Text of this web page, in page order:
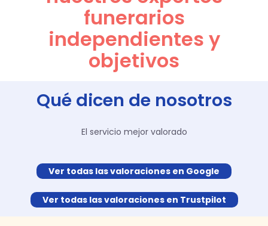
funerarios
independientes y
objetivos
Qué dicen de nosotros
El servicio mejor valorado
Ver todas las valoraciones en Google
Ver todas las valoraciones en Trustpilot